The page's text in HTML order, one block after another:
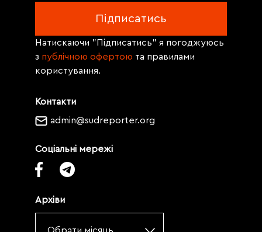
Контакти
admin@sudreporter.org
Соціальні мережі
Архіви
Натискаючи "Підписатись" я погоджуюсь
з публічною офертою та правилами
користування.